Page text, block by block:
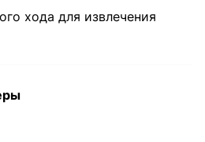
хода для извлечения